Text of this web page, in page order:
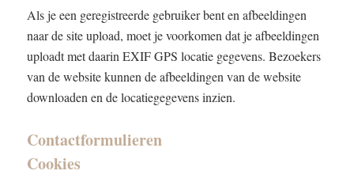
Als je een geregistreerde gebruiker bent en afbeeldingen
naar de site upload, moet je voorkomen dat je afbeeldingen
uploadt met daarin EXIF GPS locatie gegevens. Bezoekers
van de website kunnen de afbeeldingen van de website
downloaden en de locatiegegevens inzien.
Contactformulieren
Cookies